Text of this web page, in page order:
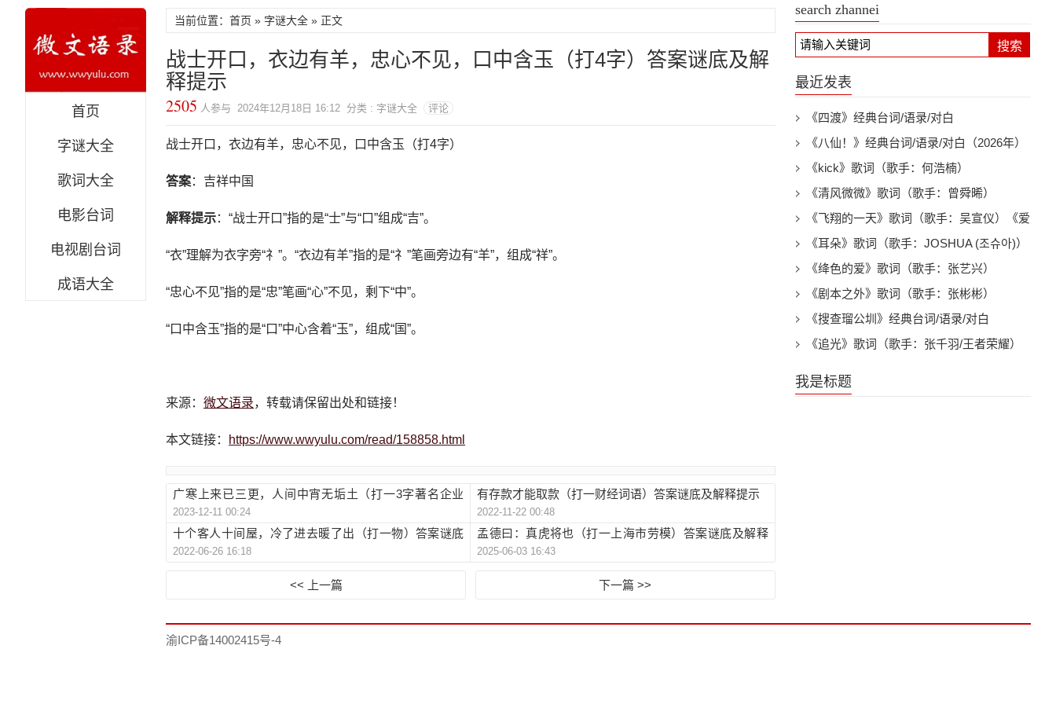
首页
字谜大全
歌词大全
电影台词
电视剧台词
成语大全
当前位置：首页 » 字谜大全 » 正文
战士开口，衣边有羊，忠心不见，口中含玉（打4字）答案谜底及解
释提示
2505 人参与 2024年12月18日 16:12 分类 : 字谜大全 评论
战士开口，衣边有羊，忠心不见，口中含玉（打4字）
答案：吉祥中国
解释提示：“战士开口”指的是“士”与“口”组成“吉”。
“衣”理解为衣字旁“礻”。“衣边有羊”指的是“礻”笔画旁边有“羊”，组成“祥”。
“忠心不见”指的是“忠”笔画“心”不见，剩下“中”。
“口中含玉”指的是“口”中心含着“玉”，组成“国”。
来源： 微文语录，转载请保留出处和链接！
本文链接： https://www.wwyulu.com/read/158858.html
广寒上来已三更，人间中宵无垢土（打一3字著名企业
家）答案谜底及解释提示
2023-12-11 00:24
有存款才能取款（打一财经词语）答案谜底及解释提示
2022-11-22 00:48
十个客人十间屋，冷了进去暖了出（打一物）答案谜底
及解释提示
2022-06-26 16:18
孟德曰：真虎将也（打一上海市劳模）答案谜底及解释
提示
2025-06-03 16:43
<< 上一篇 下一篇 >>
search zhannei
搜索
最近发表
《四渡》经典台词/语录/对白
《八仙！》经典台词/语录/对白（2026年）
《kick》歌词（歌手：何浩楠）
《清风微微》歌词（歌手：曾舜晞）
《飞翔的一天》歌词（歌手：吴宣仪）《爱
上另一个我》电视剧插曲
《耳朵》歌词（歌手：JOSHUA (조슈아)）
《绛色的爱》歌词（歌手：张艺兴）
《剧本之外》歌词（歌手：张彬彬）
《搜查瑠公圳》经典台词/语录/对白
《追光》歌词（歌手：张千羽/王者荣耀）
我是标题
渝ICP备14002415号-4